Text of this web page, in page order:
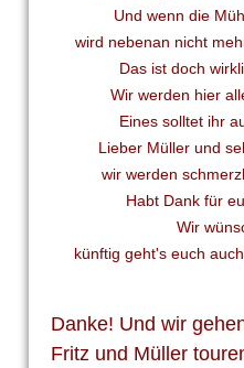
Und wenn die
wird nebenan nicht
Das ist doch
Wir werden hier
Eines solltet ihr
Lieber Müller und
wir werden
Habt Dank für
Wir
künftig geht's euch
Danke! Und wir
Fritz und Müller